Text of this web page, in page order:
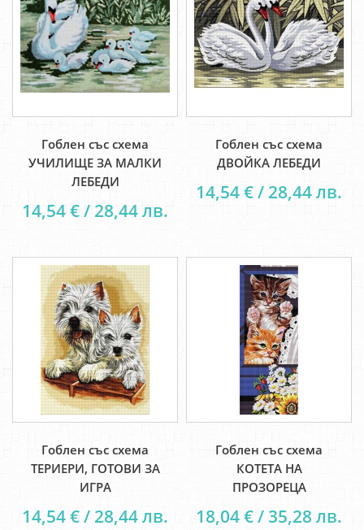
Гоблен със схема
УЧИЛИЩЕ ЗА МАЛКИ
ЛЕБЕДИ
14,54 € / 28,44 лв.
Гоблен със схема
ДВОЙКА ЛЕБЕДИ
14,54 € / 28,44 лв.
Гоблен със схема
ТЕРИЕРИ, ГОТОВИ ЗА
ИГРА
14,54 € / 28,44 лв.
Гоблен със схема
КОТЕТА НА
ПРОЗОРЕЦА
18,04 € / 35,28 лв.